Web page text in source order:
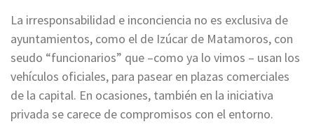
La irresponsabilidad e inconciencia no es exclusiva de
ayuntamientos, como el de Izúcar de Matamoros, con
seudo “funcionarios” que –como ya lo vimos – usan los
vehículos oficiales, para pasear en plazas comerciales
de la capital. En ocasiones, también en la iniciativa
privada se carece de compromisos con el entorno.